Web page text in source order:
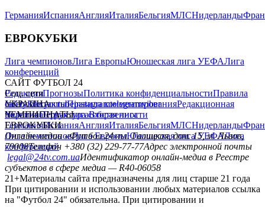
ГерманияИспанияАнглияИталияБельгияМЛСНидерланды
ЕВРОКУБКИ
Лига чемпионовЛига ЕвропыЮношеская лига УЕФАЛига
конференций
САЙТ ФУТБОЛ 24
РедакцияПрогнозыПолитика конфиденциальностиПравила
сайтуКонтактыПравила комментированияРедакционная
политикаСтруктура собственности
Соц. сети
facebookxyoutubeinstagramtelegramviber
УКРАИНА
УкраинаПервая лигаВторая лига
ЧЕМПИОНАТЫ
ГерманияИспанияАнглияИталияБельгияМЛСНидерланды
ЕВРОКУБКИ
Лига чемпионовЛига ЕвропыЮношеская лига УЕФАЛига
конференций
Онлайн-медиа «Футбол 24»пл. Галицкая, дом. 15, м. Львов,
79008Телефон +380 (32) 229-77-77Адрес электронной почты
legal@24tv.com.uaИдентификатор онлайн-медиа в Реестре
субъектов в сфере медиа — R40-06058
21+Материалы сайта предназначены для лиц старше 21 года
При цитировании и использовании любых материалов ссылка
на "Футбол 24" обязательна. При цитировании и